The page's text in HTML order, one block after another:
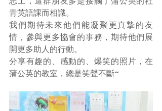
青英語課而相識。
我們期待未來他們能凝聚更真摯的友
情，參與更多協會的事務，期待他們展
開更多助人的行動。
分享有趣的、感動的、爆笑的照片，在
蒲公英的教室，總是笑聲不斷~